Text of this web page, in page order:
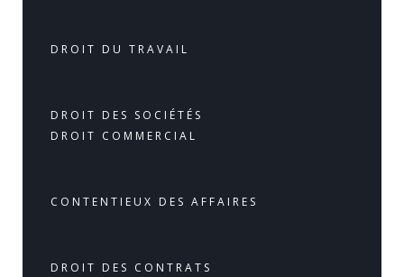
DROIT DU TRAVAIL
DROIT DES SOCIÉTÉS
DROIT COMMERCIAL
CONTENTIEUX DES AFFAIRES
DROIT DES CONTRATS